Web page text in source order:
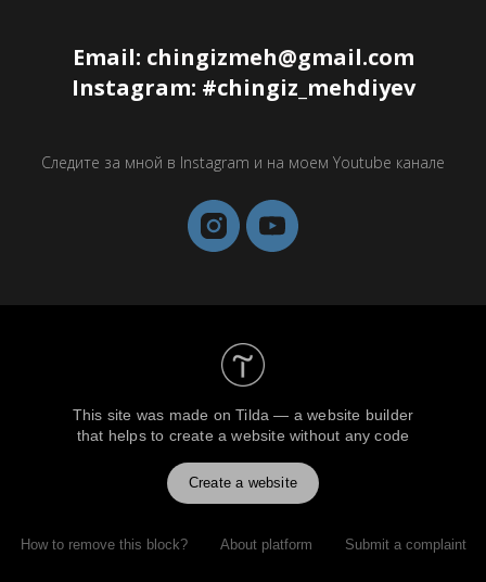
Email: chingizmeh@gmail.com
Instagram: #chingiz_mehdiyev
Следите за мной в Instagram и на моем Youtube канале
This site was made onTilda — a website builder
that helps to create a website without any code
Create a website
How to remove this block? About platform Submit a complaint